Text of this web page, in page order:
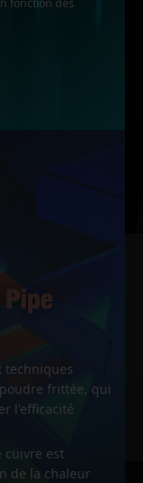
fonction des
techniques
frittée, qui
l'efficacité
cuivre est
de la chaleur